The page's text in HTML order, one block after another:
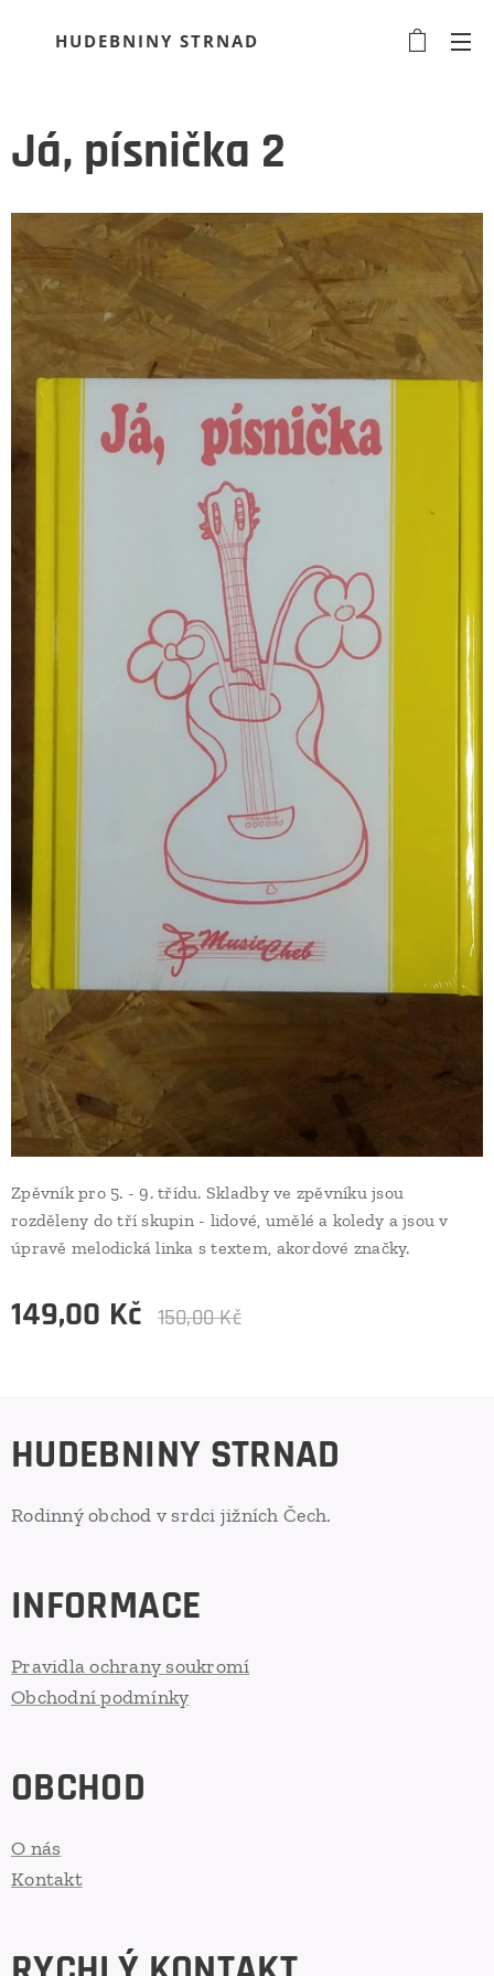
HUDEBNINY STRNAD
Já, písnička 2
Zpěvník pro 5. - 9. třídu. Skladby ve zpěvníku jsou
rozděleny do tří skupin - lidové, umělé a koledy a jsou v
úpravě melodická linka s textem, akordové značky.
149,00 Kč 150,00Kč
HUDEBNINY STRNAD
Rodinný obchod v srdci jižních Čech.
INFORMACE
Pravidla ochrany soukromí
Obchodní podmínky
OBCHOD
O nás
Kontakt